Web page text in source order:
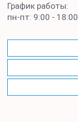
График работы:
пн-пт: 9:00 - 18:00